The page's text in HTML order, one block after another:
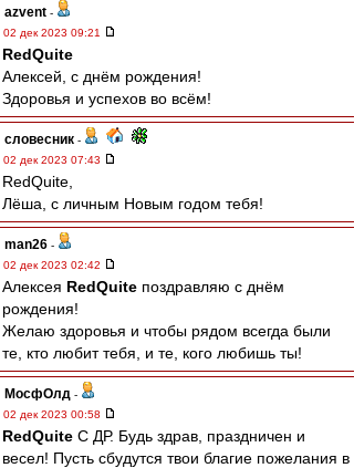
azvent -
02 дек 2023 09:21
RedQuite
Алексей, с днём рождения!
Здоровья и успехов во всём!
словесник -
02 дек 2023 07:43
RedQuite,
Лёша, с личным Новым годом тебя!
man26 -
02 дек 2023 02:42
Алексея RedQuite поздравляю с днём
рождения!
Желаю здоровья и чтобы рядом всегда были
те, кто любит тебя, и те, кого любишь ты!
МосфОлд -
02 дек 2023 00:58
RedQuite С ДР. Будь здрав, праздничен и
весел! Пусть сбудутся твои благие пожелания в